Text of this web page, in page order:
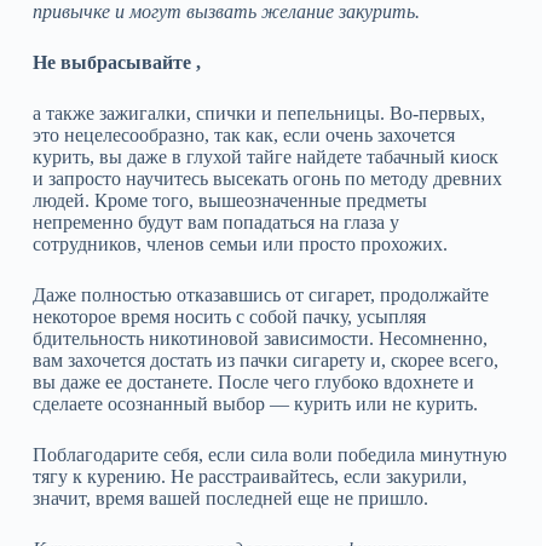
привычке и могут вызвать желание закурить.
Не выбрасывайте ,
а также зажигалки, спички и пепельницы. Во-первых,
это нецелесообразно, так как, если очень захочется
курить, вы даже в глухой тайге найдете табачный киоск
и запросто научитесь высекать огонь по методу древних
людей. Кроме того, вышеозначенные предметы
непременно будут вам попадаться на глаза у
сотрудников, членов семьи или просто прохожих.
Даже полностью отказавшись от сигарет, продолжайте
некоторое время носить с собой пачку, усыпляя
бдительность никотиновой зависимости. Несомненно,
вам захочется достать из пачки сигарету и, скорее всего,
вы даже ее достанете. После чего глубоко вдохнете и
сделаете осознанный выбор — курить или не курить.
Поблагодарите себя, если сила воли победила минутную
тягу к курению. Не расстраивайтесь, если закурили,
значит, время вашей последней еще не пришло.